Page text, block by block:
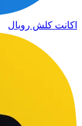
اکانت کلش رویال